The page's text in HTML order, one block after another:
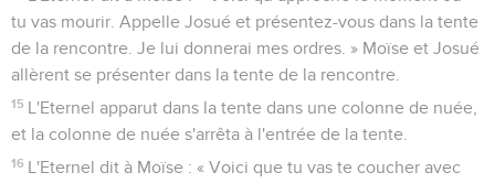
tu vas mourir. Appelle Josué et présentez-vous dans la tente
de la rencontre. Je lui donnerai mes ordres. » Moïse et Josué
allèrent se présenter dans la tente de la rencontre.
15 L'Eternel apparut dans la tente dans une colonne de nuée,
et la colonne de nuée s'arrêta à l'entrée de la tente.
16 L'Eternel dit à Moïse : « Voici que tu vas te coucher avec